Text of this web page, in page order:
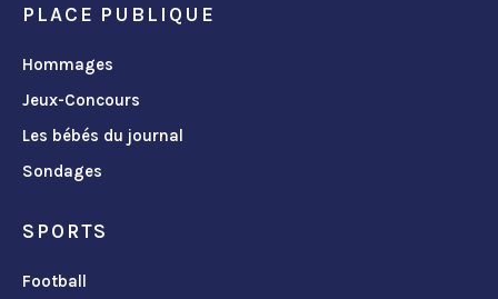
PLACE PUBLIQUE
Hommages
Jeux-Concours
Les bébés du journal
Sondages
SPORTS
Football